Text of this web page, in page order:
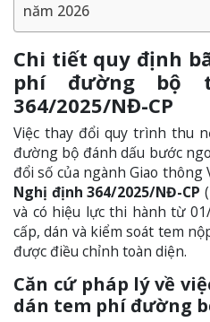
năm 2026
Chi tiết quy định
phí đường bộ
364/2025/NĐ-CP
Việc thay đổi quy trình thu
đường bộ đánh dấu bước
đổi số của ngành Giao thông
Nghị định 364/2025/NĐ-CP
và có hiệu lực thi hành từ
cấp, dán và kiểm soát tem
được điều chỉnh toàn diện.
Căn cứ pháp lý về
dán tem phí đường